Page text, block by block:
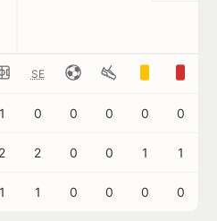
SE
1 0 0 0 0 0
2 2 0 0 1 1
1 1 0 0 0 0